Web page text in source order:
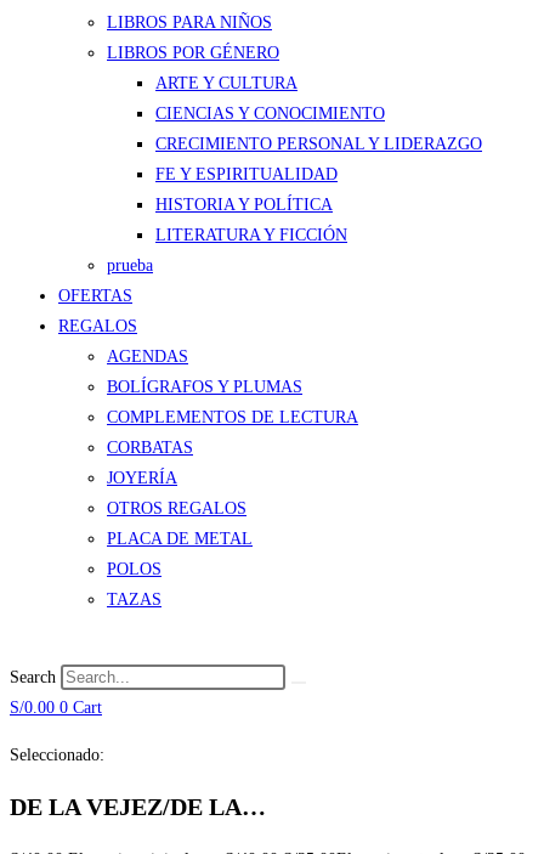
LIBROS PARA NIÑOS
LIBROS POR GÉNERO
ARTE Y CULTURA
CIENCIAS Y CONOCIMIENTO
CRECIMIENTO PERSONAL Y LIDERAZGO
FE Y ESPIRITUALIDAD
HISTORIA Y POLÍTICA
LITERATURA Y FICCIÓN
prueba
OFERTAS
REGALOS
AGENDAS
BOLÍGRAFOS Y PLUMAS
COMPLEMENTOS DE LECTURA
CORBATAS
JOYERÍA
OTROS REGALOS
PLACA DE METAL
POLOS
TAZAS
Search
S/0.00 0 Cart
Seleccionado:
DE LA VEJEZ/DE LA…